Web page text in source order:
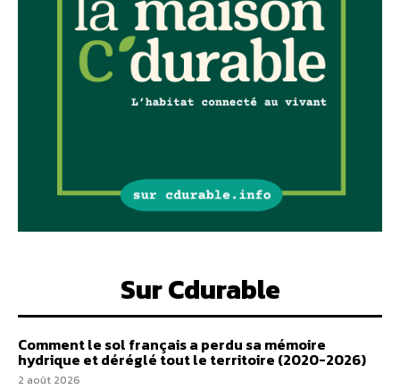
Sur Cdurable
Comment le sol français a perdu sa mémoire
hydrique et déréglé tout le territoire (2020-2026)
2 août 2026